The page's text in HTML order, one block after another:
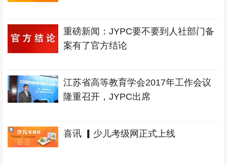
重磅新闻：JYPC要不要到人社部门备
案有了官方结论
江苏省高等教育学会2017年工作会议
隆重召开，JYPC出席
喜讯 ▎少儿考级网正式上线